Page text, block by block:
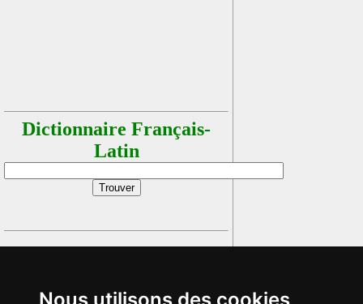
Dictionnaire Français-
Latin